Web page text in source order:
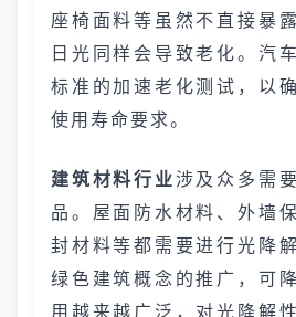
座椅面料等虽然不直接暴
日光同样会导致老化。汽
标准的加速老化测试，以
使用寿命要求。
建筑材料行业涉及众多需
品。屋面防水材料、外墙
封材料等都需要进行光降
绿色建筑概念的推广，可
用越来越广泛，对光降解